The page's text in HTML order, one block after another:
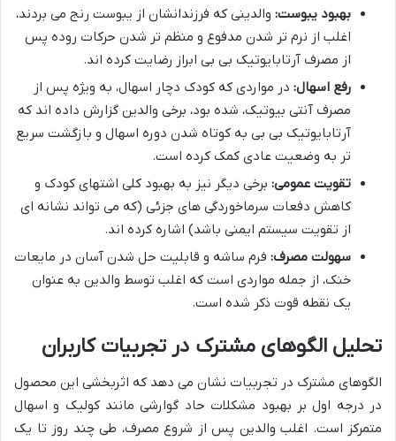
بهبود یبوست: والدینی که فرزندانشان از یبوست رنج می بردند،
اغلب از نرم تر شدن مدفوع و منظم تر شدن حرکات روده پس
از مصرف آرتابایوتیک بی بی ابراز رضایت کرده اند.
رفع اسهال: در مواردی که کودک دچار اسهال، به ویژه پس از
مصرف آنتی بیوتیک، شده بود، برخی والدین گزارش داده اند که
آرتابایوتیک بی بی به کوتاه شدن دوره اسهال و بازگشت سریع
تر به وضعیت عادی کمک کرده است.
تقویت عمومی: برخی دیگر نیز به بهبود کلی اشتهای کودک و
کاهش دفعات سرماخوردگی های جزئی (که می تواند نشانه ای
از تقویت سیستم ایمنی باشد) اشاره کرده اند.
سهولت مصرف: فرم ساشه و قابلیت حل شدن آسان در مایعات
خنک، از جمله مواردی است که اغلب توسط والدین به عنوان
یک نقطه قوت ذکر شده است.
تحلیل الگوهای مشترک در تجربیات کاربران
الگوهای مشترک در تجربیات نشان می دهد که اثربخشی این محصول
در درجه اول بر بهبود مشکلات حاد گوارشی مانند کولیک و اسهال
متمرکز است. اغلب والدین پس از شروع مصرف، طی چند روز تا یک